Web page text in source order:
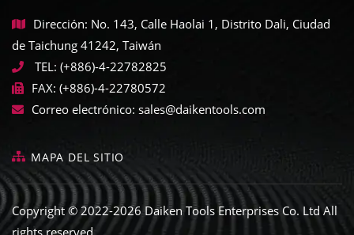
Dirección: No. 143, Calle Haolai 1, Distrito Dali, Ciudad
de Taichung 41242, Taiwán
TEL: (+886)-4-22782825
FAX: (+886)-4-22780572
Correo electrónico: sales@daikentools.com
MAPA DEL SITIO
Copyright © 2022-2026 Daiken Tools Enterprises Co. Ltd All